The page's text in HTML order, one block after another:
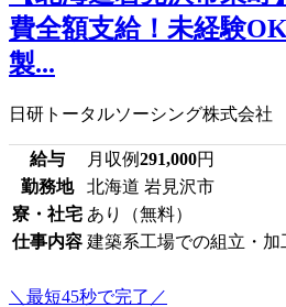
費全額支給！未経験
製...
日研トータルソーシング株式会社
給与 月収例291,000円
勤務地
北海道 岩見沢市
寮・社宅 あり（無料）
仕事内容 建築系工場での組立・
＼最短45秒で完了／